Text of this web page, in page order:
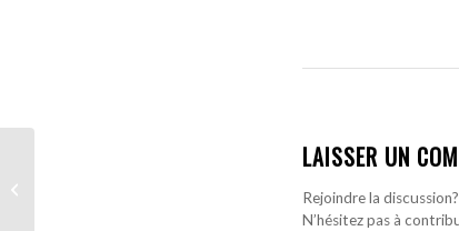
LAISSER UN
Rejoindre la discussion?
N’hésitez pas à